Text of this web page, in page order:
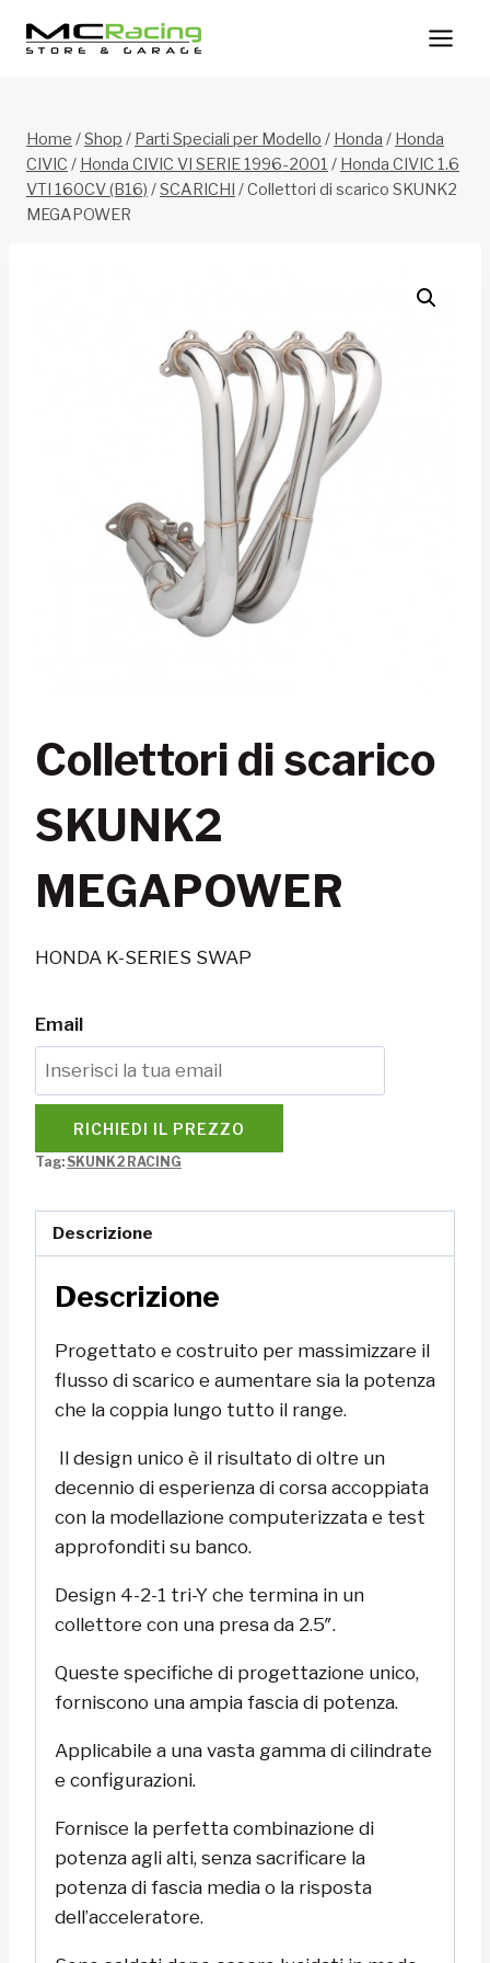
Home /Shop / Parti Speciali per Modello / Honda / Honda
CIVIC / Honda CIVIC VI SERIE 1996-2001 / Honda CIVIC 1.6
VTI 160CV (B16) /SCARICHI /Collettori di scarico SKUNK2
MEGAPOWER
Collettori di scarico
SKUNK2
MEGAPOWER
HONDA K-SERIES SWAP
Email
RICHIEDI IL PREZZO
Tag: SKUNK2 RACING
Descrizione
Descrizione
Progettato e costruito per massimizzare il
flusso di scarico e aumentare sia la potenza
che la coppia lungo tutto il range.
Il design unico è il risultato di oltre un
decennio di esperienza di corsa accoppiata
con la modellazione computerizzata e test
approfonditi su banco.
Design 4-2-1 tri-Y che termina in un
collettore con una presa da 2.5″.
Queste specifiche di progettazione unico,
forniscono una ampia fascia di potenza.
Applicabile a una vasta gamma di cilindrate
e configurazioni.
Fornisce la perfetta combinazione di
potenza agli alti, senza sacrificare la
potenza di fascia media o la risposta
dell’acceleratore.